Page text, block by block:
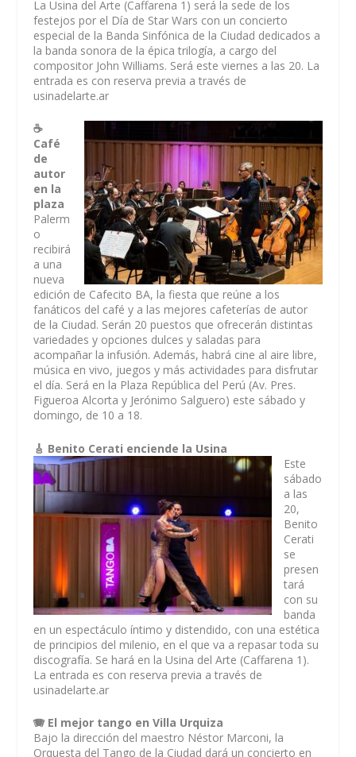
La Usina del Arte (Caffarena 1) será la sede de los
festejos por el Día de Star Wars con un concierto
especial de la Banda Sinfónica de la Ciudad dedicados a
la banda sonora de la épica trilogía, a cargo del
compositor John Williams. Será este viernes a las 20. La
entrada es con reserva previa a través de
usinadelarte.ar
☕
Café
de
autor
en la
plaza
Palerm
o
recibirá
a una
nueva
edición de Cafecito BA, la fiesta que reúne a los
fanáticos del café y a las mejores cafeterías de autor
de la Ciudad. Serán 20 puestos que ofrecerán distintas
variedades y opciones dulces y saladas para
acompañar la infusión. Además, habrá cine al aire libre,
música en vivo, juegos y más actividades para disfrutar
el día. Será en la Plaza República del Perú (Av. Pres.
Figueroa Alcorta y Jerónimo Salguero) este sábado y
domingo, de 10 a 18.
🎸 Benito Cerati enciende la Usina
Este
sábado
a las
20,
Benito
Cerati
se
presen
tará
con su
banda
en un espectáculo íntimo y distendido, con una estética
de principios del milenio, en el que va a repasar toda su
discografía. Se hará en la Usina del Arte (Caffarena 1).
La entrada es con reserva previa a través de
usinadelarte.ar
🪗 El mejor tango en Villa Urquiza
Bajo la dirección del maestro Néstor Marconi, la
Orquesta del Tango de la Ciudad dará un concierto en